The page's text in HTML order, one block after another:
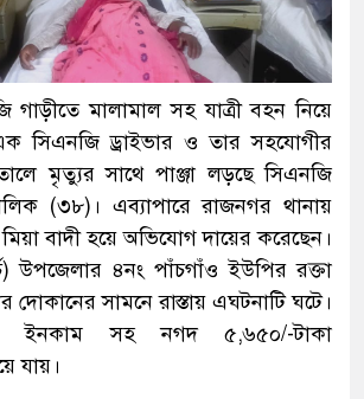
গাড়ীতে মালামাল সহ যাত্রী বহন নিয়ে
সিএনজি ড্রাইভার ও তার সহযোগীর
মৃত্যুর সাথে পাঞ্জা লড়ছে সিএনজি
(৩৮)। এব্যাপারে রাজনগর থানায়
বাদী হয়ে অভিযোগ দায়ের করেছেন।
উপজেলার ৪নং পাঁচগাঁও ইউপির রক্তা
দোকানের সামনে রাস্তায় এঘটনাটি ঘটে।
ইনকাম সহ নগদ ৫,৬৫০/-টাকা
যায়।